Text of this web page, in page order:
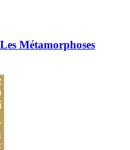
Métamorphoses